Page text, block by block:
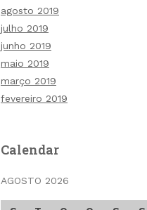
agosto 2019
julho 2019
junho 2019
maio 2019
março 2019
fevereiro 2019
Calendar
AGOSTO 2026